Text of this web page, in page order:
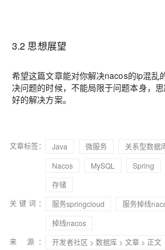
3.2 思想展望
希望这篇文章能对你解决nacos的ip混乱
决问题的时候，不能局限于问题本身，
好的解决方案。
文章标签： Java 微服务 关系型数据
Nacos
MySQL Spring
存储
关键词：
服务springcloud 服务掉线
掉线nacos
来 源：
开发者社区 > 数据库 > 文章 > 正文